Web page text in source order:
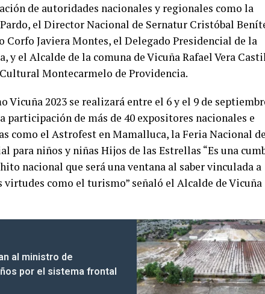
de autoridades nacionales y regionales como la
el Director Nacional de Sernatur Cristóbal
Javiera Montes, el Delegado Presidencial de la
y el Alcalde de la comuna de Vicuña Rafael Vera
Montecarmelo de Providencia.
2023 se realizará entre el 6 y el 9 de
participación de más de 40 expositores nacionales e
como el Astrofest en Mamalluca, la Feria Nacional de
para niños y niñas Hijos de las Estrellas “Es una
nacional que será una ventana al saber vinculada a
como el turismo” señaló el Alcalde de Vicuña
al ministro de
por el sistema frontal